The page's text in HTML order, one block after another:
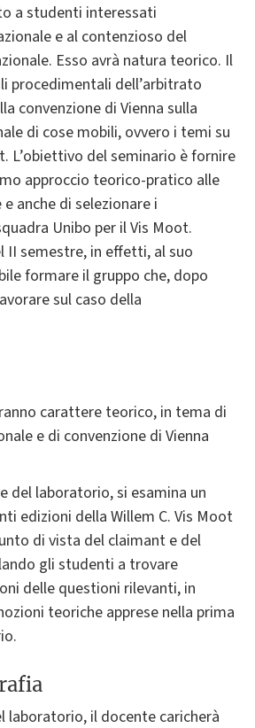
a studenti interessati
e al contenzioso del
Esso avrà natura teorico. Il
procedimentali dell’arbitrato
convenzione di Vienna sulla
di cose mobili, ovvero i temi su
L’obiettivo del seminario è fornire
approccio teorico-pratico alle
anche di selezionare i
Unibo per il Vis Moot.
II semestre, in effetti, al suo
formare il gruppo che, dopo
sul caso della
carattere teorico, in tema di
e di convenzione di Vienna
del laboratorio, si esamina un
edizioni della Willem C. Vis Moot
di vista del claimant e del
gli studenti a trovare
delle questioni rilevanti, in
teoriche apprese nella prima
laboratorio, il docente caricherà